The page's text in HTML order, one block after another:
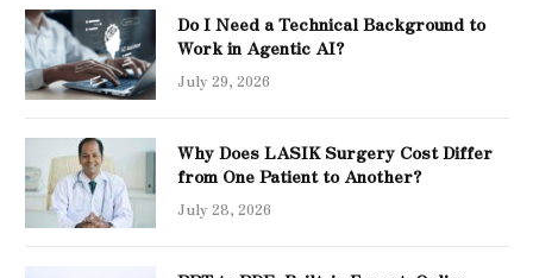
Do I Need a Technical Background to
Work in Agentic AI?
July 29, 2026
Why Does LASIK Surgery Cost Differ
from One Patient to Another?
July 28, 2026